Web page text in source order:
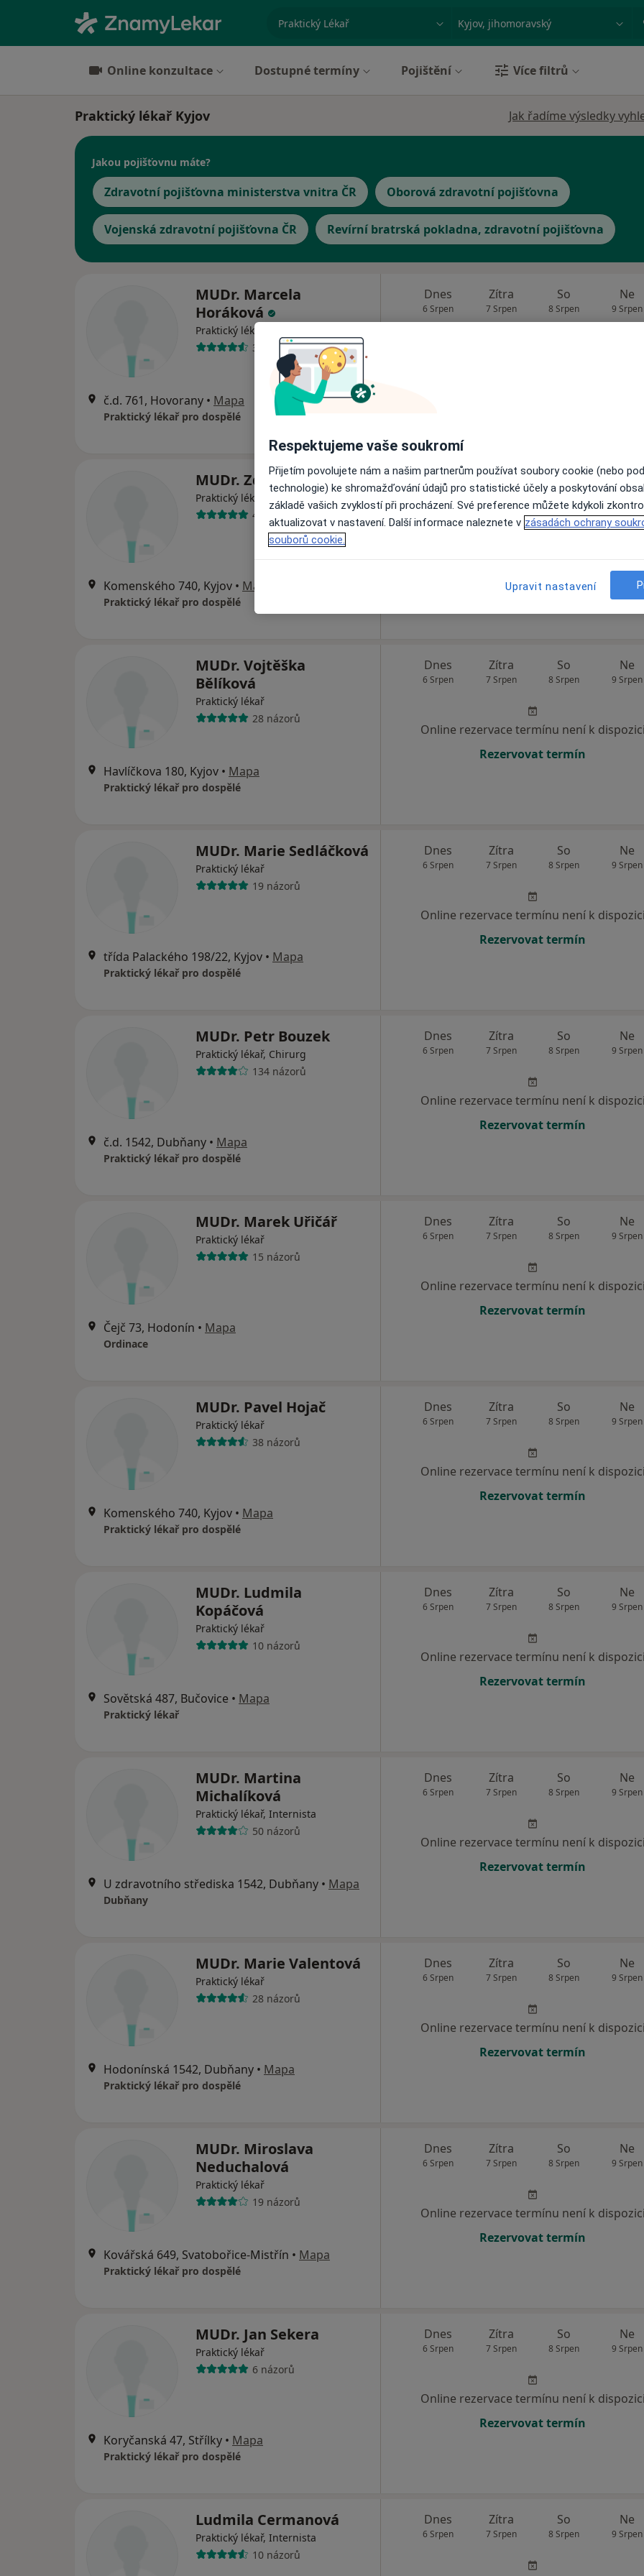
specializace, nemoc nebo příjmení Město nebo region
Online konzultace Dostupné termíny Pojištění Více filtrů
Praktický lékař Kyjov Jak řadíme výsledky
Jakou pojišťovnu máte?
Zdravotní pojišťovna ministerstva vnitra ČR Oborová zdravotní pojišťovna
Vojenská zdravotní pojišťovna ČR Revírní bratrská pokladna, zdravotní pojišťovna
MUDr. Marcela
Horáková
Praktický lékař, Internista
36 názorů
č.d. 761, Hovorany • Mapa
Praktický lékař pro dospělé
Dnes
6 Srpen
Zítra
7 Srpen
So
8 Srpen
Ne
9 Srpen
MUDr. Zdeňka Čejglová
Praktický lékař
43 názorů
Komenského 740, Kyjov • Mapa
Praktický lékař pro dospělé
Dnes
6 Srpen
Zítra
7 Srpen
So
8 Srpen
Ne
9 Srpen
MUDr. Vojtěška
Bělíková
Praktický lékař
28 názorů
Havlíčkova 180, Kyjov • Mapa
Praktický lékař pro dospělé
Dnes
6 Srpen
Zítra
7 Srpen
So
8 Srpen
Ne
9 Srpen
Online rezervace termínu není k dispozici
Rezervovat termín
MUDr. Marie Sedláčková
Praktický lékař
19 názorů
třída Palackého 198/22, Kyjov • Mapa
Praktický lékař pro dospělé
Dnes
6 Srpen
Zítra
7 Srpen
So
8 Srpen
Ne
9 Srpen
Online rezervace termínu není k dispozici
Rezervovat termín
MUDr. Petr Bouzek
Praktický lékař, Chirurg
134 názorů
č.d. 1542, Dubňany • Mapa
Praktický lékař pro dospělé
Dnes
6 Srpen
Zítra
7 Srpen
So
8 Srpen
Ne
9 Srpen
Online rezervace termínu není k dispozici
Rezervovat termín
MUDr. Marek Uřičář
Praktický lékař
15 názorů
Čejč 73, Hodonín • Mapa
Ordinace
Dnes
6 Srpen
Zítra
7 Srpen
So
8 Srpen
Ne
9 Srpen
Online rezervace termínu není k dispozici
Rezervovat termín
MUDr. Pavel Hojač
Praktický lékař
38 názorů
Komenského 740, Kyjov • Mapa
Praktický lékař pro dospělé
Dnes
6 Srpen
Zítra
7 Srpen
So
8 Srpen
Ne
9 Srpen
Online rezervace termínu není k dispozici
Rezervovat termín
MUDr. Ludmila
Kopáčová
Praktický lékař
10 názorů
Sovětská 487, Bučovice • Mapa
Praktický lékař
Dnes
6 Srpen
Zítra
7 Srpen
So
8 Srpen
Ne
9 Srpen
Online rezervace termínu není k dispozici
Rezervovat termín
MUDr. Martina
Michalíková
Praktický lékař, Internista
50 názorů
U zdravotního střediska 1542, Dubňany • Mapa
Dubňany
Dnes
6 Srpen
Zítra
7 Srpen
So
8 Srpen
Ne
9 Srpen
Online rezervace termínu není k dispozici
Rezervovat termín
MUDr. Marie Valentová
Praktický lékař
28 názorů
Hodonínská 1542, Dubňany • Mapa
Praktický lékař pro dospělé
Dnes
6 Srpen
Zítra
7 Srpen
So
8 Srpen
Ne
9 Srpen
Online rezervace termínu není k dispozici
Rezervovat termín
MUDr. Miroslava
Neduchalová
Praktický lékař
19 názorů
Kovářská 649, Svatobořice-Mistřín • Mapa
Praktický lékař pro dospělé
Dnes
6 Srpen
Zítra
7 Srpen
So
8 Srpen
Ne
9 Srpen
Online rezervace termínu není k dispozici
Rezervovat termín
MUDr. Jan Sekera
Praktický lékař
6 názorů
Koryčanská 47, Střílky • Mapa
Praktický lékař pro dospělé
Dnes
6 Srpen
Zítra
7 Srpen
So
8 Srpen
Ne
9 Srpen
Online rezervace termínu není k dispozici
Rezervovat termín
Ludmila Cermanová
Praktický lékař, Internista
10 názorů
Dnes
6 Srpen
Zítra
7 Srpen
So
8 Srpen
Ne
9 Srpen
Respektujeme vaše soukromí
Přijetím povolujete nám a našim partnerům používat soubory cookie (nebo
technologie) ke shromažďování údajů pro statistické účely a poskytování
základě vašich zvyklostí při procházení. Své preference můžete kdykoli
aktualizovat v nastavení. Další informace naleznete v zásadách ochrany
souborů cookie.
Upravit nastavení